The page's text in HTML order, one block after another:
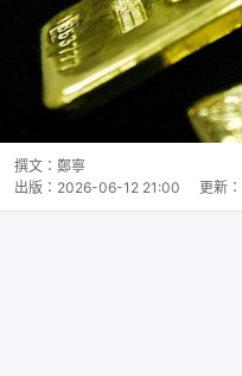
撰文： 鄭寧
出版： 2026-06-12 21:00 更新：